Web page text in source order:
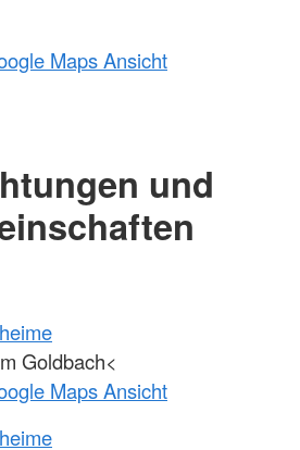
Maps Ansicht
und
Goldbach<
Maps Ansicht